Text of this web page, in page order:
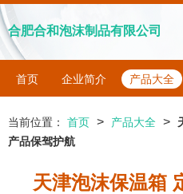
合肥合和泡沫制品有限公司
首页 企业简介 产品大全
当前位置： 首页 > 产品大全 >
产品保驾护航
天津泡沫保温箱